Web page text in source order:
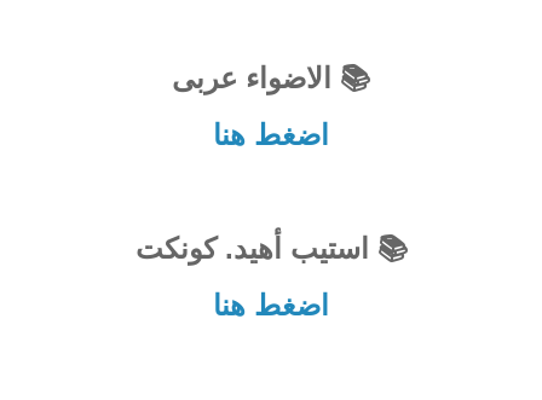
📚 الاضواء عربى
اضغط هنا
📚 استيب أهيد. كونكت
اضغط هنا